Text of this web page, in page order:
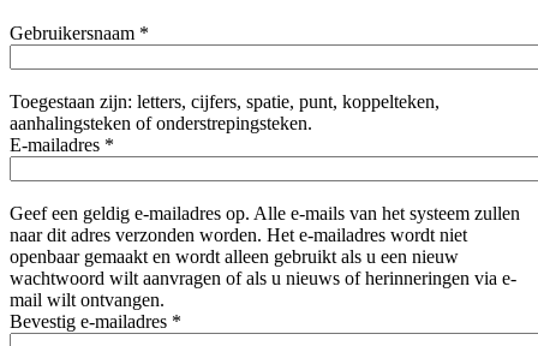
Gebruikersnaam *
Toegestaan zijn: letters, cijfers, spatie, punt, koppelteken,
aanhalingsteken of onderstrepingsteken.
E-mailadres *
Geef een geldig e-mailadres op. Alle e-mails van het systeem zullen
naar dit adres verzonden worden. Het e-mailadres wordt niet
openbaar gemaakt en wordt alleen gebruikt als u een nieuw
wachtwoord wilt aanvragen of als u nieuws of herinneringen via e-
mail wilt ontvangen.
Bevestig e-mailadres *